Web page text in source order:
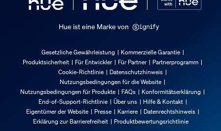
Hue ist eine Marke von
Gesetzliche Gewährleistung
Kommerzielle Garantie
Produktsicherheit
Für Entwickler Für Partner
Partnerprogramm
Cookie-Richtlinie
Datenschutzhinweis
Nutzungsbedingungen für die Website
Nutzungsbedingungen für Produkte
FAQs
Konformitätserklärung
End-of-Support-Richtlinie
Über uns
Hilfe & Kontakt
Eigentümer der Website
Presse Karriere
Datenrechtshinweis
Erklärung zur Barrierefreiheit
Produktbewertungsrichtlinie